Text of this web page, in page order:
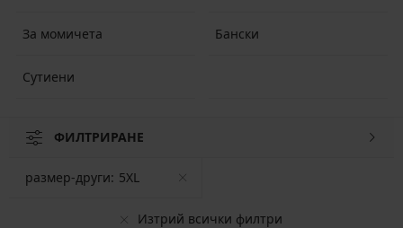
За момичета Бански
Сутиени
ФИЛТРИРАНЕ
Изтрий всички филтри
размер-други: 5XL